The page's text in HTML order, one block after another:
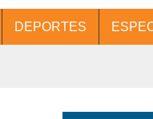
DEPORTES